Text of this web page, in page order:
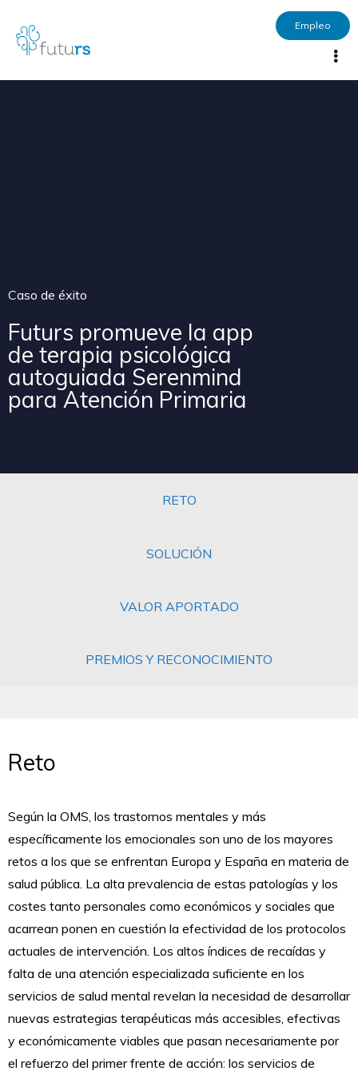
Empleo
Caso de éxito
Futurs promueve la app
de terapia psicológica
autoguiada Serenmind
para Atención Primaria
RETO
SOLUCIÓN
VALOR APORTADO
PREMIOS Y RECONOCIMIENTO
Reto
Según la OMS, los trastornos mentales y más
específicamente los emocionales son uno de los mayores
retos a los que se enfrentan Europa y España en materia de
salud pública. La alta prevalencia de estas patologías y los
costes tanto personales como económicos y sociales que
acarrean ponen en cuestión la efectividad de los protocolos
actuales de intervención. Los altos índices de recaídas y
falta de una atención especializada suficiente en los
servicios de salud mental revelan la necesidad de desarrollar
nuevas estrategias terapéuticas más accesibles, efectivas
y económicamente viables que pasan necesariamente por
el refuerzo del primer frente de acción: los servicios de